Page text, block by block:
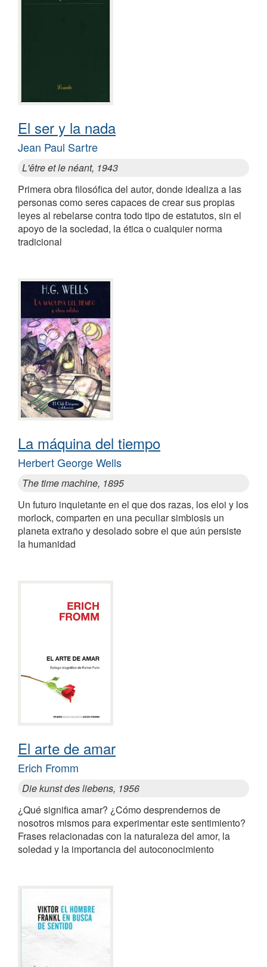
El ser y la nada
Jean Paul Sartre
L'être et le néant, 1943
Primera obra filosófica del autor, donde idealiza a las
personas como seres capaces de crear sus propias
leyes al rebelarse contra todo tipo de estatutos, sin el
apoyo de la sociedad, la ética o cualquier norma
tradicional
La máquina del tiempo
Herbert George Wells
The time machine, 1895
Un futuro inquietante en el que dos razas, los eloi y los
morlock, comparten en una peculiar simbiosis un
planeta extraño y desolado sobre el que aún persiste
la humanidad
El arte de amar
Erich Fromm
Die kunst des liebens, 1956
¿Qué significa amar? ¿Cómo desprendernos de
nosotros mismos para experimentar este sentimiento?
Frases relacionadas con la naturaleza del amor, la
soledad y la importancia del autoconocimiento